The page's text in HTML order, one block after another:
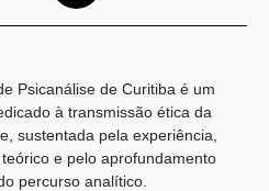
Psicanálise de Curitiba é um
à transmissão ética da
sustentada pela experiência,
e pelo aprofundamento
percurso analítico.